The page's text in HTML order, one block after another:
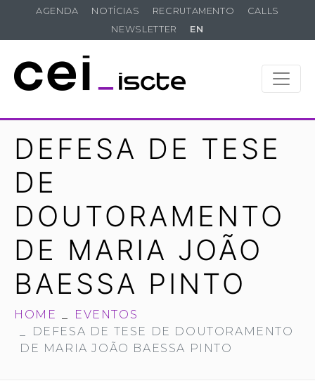
AGENDA NOTÍCIAS RECRUTAMENTO
CALLS
NEWSLETTER
EN
DEFESA DE TESE
DE
DOUTORAMENTO
DE MARIA JOÃO
BAESSA PINTO
HOME
EVENTOS
DEFESA DE TESE DE DOUTORAMENTO
DE MARIA JOÃO BAESSA PINTO